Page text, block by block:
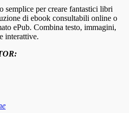
semplice per creare fantastici libri
di ebook consultabili online o
ePub. Combina testo, immagini,
interattive.